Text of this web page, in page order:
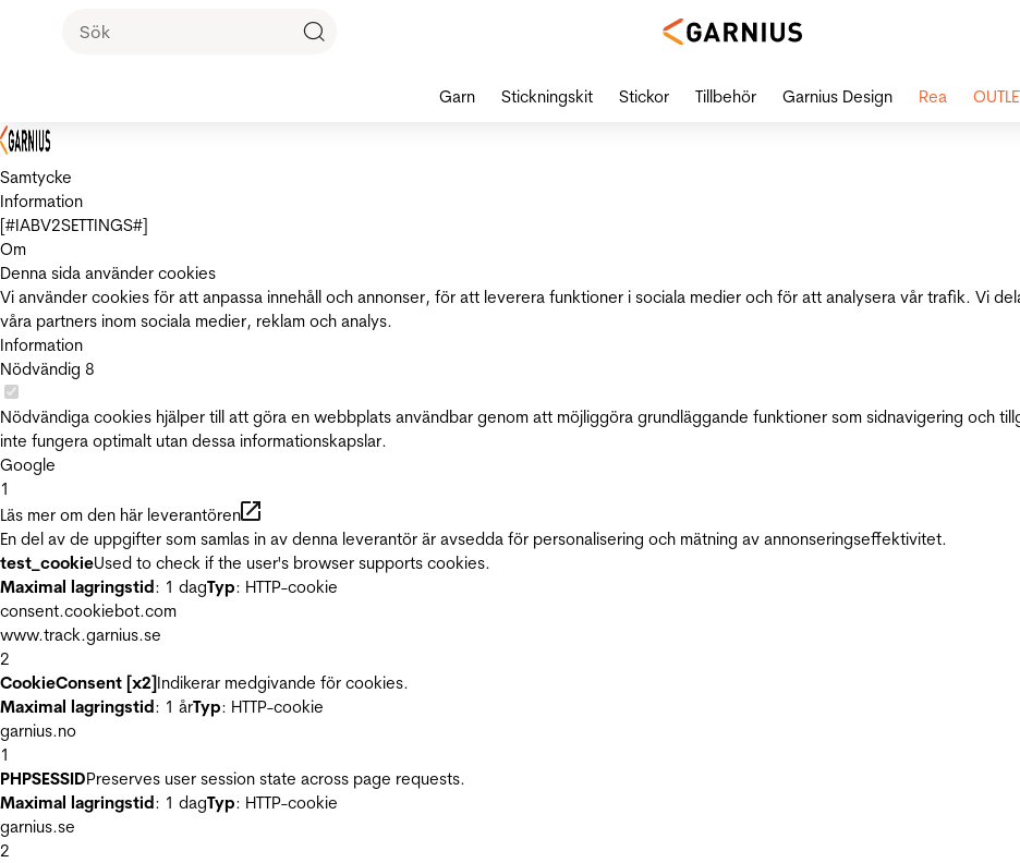
Samtycke
Information
[#IABV2SETTINGS#]
Om
Denna sida använder cookies
Vi använder cookies för att anpassa innehåll och annonser, för att leverera funktioner i sociala medier och för att analysera vår trafik. Vi
våra partners inom sociala medier, reklam och analys.
Information
Nödvändig 8
Nödvändiga cookies hjälper till att göra en webbplats användbar genom att möjliggöra grundläggande funktioner som sidnavigering och
inte fungera optimalt utan dessa informationskapslar.
Google
1
Läs mer om den här leverantören
En del av de uppgifter som samlas in av denna leverantör är avsedda för personalisering och mätning av annonseringseffektivitet.
test_cookieUsed to check if the user's browser supports cookies.
Maximal lagringstid: 1 dagTyp: HTTP-cookie
consent.cookiebot.com
www.track.garnius.se
2
CookieConsent [x2]Indikerar medgivande för cookies.
Maximal lagringstid: 1 årTyp: HTTP-cookie
garnius.no
1
PHPSESSIDPreserves user session state across page requests.
Maximal lagringstid: 1 dagTyp: HTTP-cookie
garnius.se
2
Garn Stickningskit Stickor Tillbehör Garnius Design Rea